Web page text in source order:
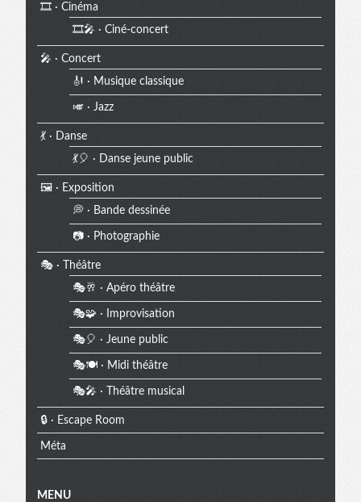
🎞️ · Cinéma
🎞️🎤 · Ciné-concert
🎤 · Concert
🎻 · Musique classique
🎺 · Jazz
💃 · Danse
💃🎈 · Danse jeune public
🖼️ · Exposition
💭 · Bande dessinée
📷 · Photographie
🎭 · Théâtre
🎭🥂 · Apéro théâtre
🎭🧩 · Improvisation
🎭🎈 · Jeune public
🎭🍽️ · Midi théâtre
🎭🎤 · Théâtre musical
🔒 · Escape Room
Méta
MENU